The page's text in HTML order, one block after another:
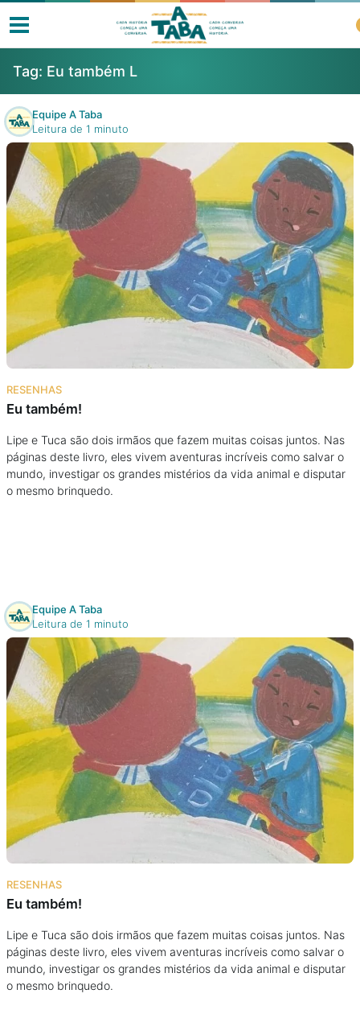
Livros
Resenhas
Clube de Leitores
Listas
Como ler?
Na escola
Na família
Colunas
E-Books
Eventos
Podcast
Assine
Taba na Escola
Tag: Eu também L
Equipe A Taba
Leitura de 1 minuto
RESENHAS
Eu também!
Lipe e Tuca são dois irmãos que fazem muitas coisas juntos. Nas
páginas deste livro, eles vivem aventuras incríveis como salvar o
mundo, investigar os grandes mistérios da vida animal e disputar
o mesmo brinquedo.
Equipe A Taba
Leitura de 1 minuto
RESENHAS
Eu também!
Lipe e Tuca são dois irmãos que fazem muitas coisas juntos. Nas
páginas deste livro, eles vivem aventuras incríveis como salvar o
mundo, investigar os grandes mistérios da vida animal e disputar
o mesmo brinquedo.